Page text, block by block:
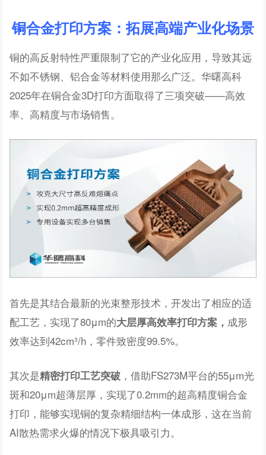
铜合金打印方案：拓展高端产业化场景
铜的高反射特性严重限制了它的产业化应用，导致其远
不如不锈钢、铝合金等材料使用那么广泛。华曙高科
2025年在铜合金3D打印方面取得了三项突破——高效
率、高精度与市场销售。
首先是其结合最新的光束整形技术，开发出了相应的适
配工艺，实现了80μm的大层厚高效率打印方案， 成形
效率达到42cm³/h，零件致密度99.5%。
其次是精密打印工艺突破 ，借助FS273M平台的55μm光
斑和20μm超薄层厚，实现了0.2mm的超高精度铜合金
打印，能够实现铜的复杂精细结构一体成形，这在当前
AI散热需求火爆的情况下极具吸引力。